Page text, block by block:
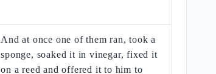
And at once one of them ran, took a
sponge, soaked it in vinegar, fixed it
on a reed and offered it to him to